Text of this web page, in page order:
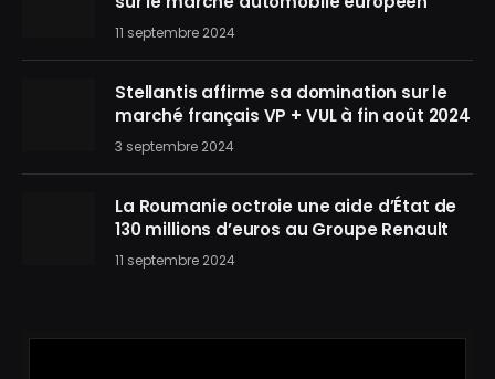
11 septembre 2024
Stellantis affirme sa domination sur le
marché français VP + VUL à fin août 2024
3 septembre 2024
La Roumanie octroie une aide d’État de
130 millions d’euros au Groupe Renault
11 septembre 2024